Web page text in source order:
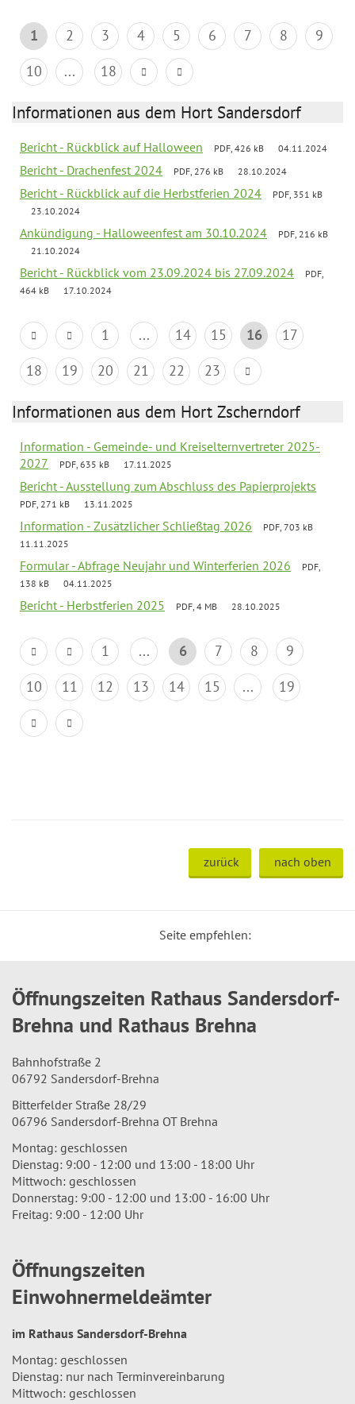
1 2 3 4 5 6 7 8
9
10
... 18
Informationen aus dem Hort Sandersdorf
Bericht - Rückblick auf Halloween PDF, 426 kB 04.11.2024
Bericht - Drachenfest 2024 PDF, 276 kB 28.10.2024
Bericht - Rückblick auf die Herbstferien 2024
PDF, 351 kB
23.10.2024
Ankündigung - Halloweenfest am 30.10.2024
PDF, 216 kB
21.10.2024
Bericht - Rückblick vom 23.09.2024 bis 27.09.2024
PDF,
464 kB
17.10.2024
1 ... 14 15 16
17
18
19 20 21 22 23
Informationen aus dem Hort Zscherndorf
Information - Gemeinde- und Kreiselternvertreter 2025-
2027
PDF, 635 kB 17.11.2025
Bericht - Ausstellung zum Abschluss des Papierprojekts
PDF, 271 kB 13.11.2025
Information - Zusätzlicher Schließtag 2026
PDF, 703 kB
11.11.2025
Formular - Abfrage Neujahr und Winterferien 2026
PDF,
138 kB
04.11.2025
Bericht - Herbstferien 2025 PDF, 4 MB 28.10.2025
1 ... 6 7 8
9
10
11 12 13 14 15 ... 19
zurück nach oben
Seite empfehlen:
Öffnungszeiten Rathaus Sandersdorf-
Brehna und Rathaus Brehna
Bahnhofstraße 2
06792 Sandersdorf-Brehna
Bitterfelder Straße 28/29
06796 Sandersdorf-Brehna OT Brehna
Montag: geschlossen
Dienstag: 9:00 - 12:00 und 13:00 - 18:00 Uhr
Mittwoch: geschlossen
Donnerstag: 9:00 - 12:00 und 13:00 - 16:00 Uhr
Freitag: 9:00 - 12:00 Uhr
Öffnungszeiten
Einwohnermeldeämter
im Rathaus Sandersdorf-Brehna
Montag: geschlossen
Dienstag: nur nach Terminvereinbarung
Mittwoch: geschlossen